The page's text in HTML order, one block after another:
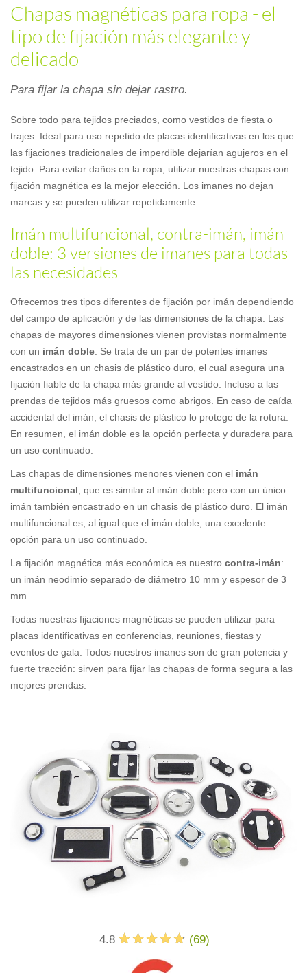
Chapas magnéticas para ropa - el
tipo de fijación más elegante y
delicado
Para fijar la chapa sin dejar rastro.
Sobre todo para tejidos preciados, como vestidos de fiesta o
trajes. Ideal para uso repetido de placas identificativas en los que
las fijaciones tradicionales de imperdible dejarían agujeros en el
tejido. Para evitar daños en la ropa, utilizar nuestras chapas con
fijación magnética es la mejor elección. Los imanes no dejan
marcas y se pueden utilizar repetidamente.
Imán multifuncional, contra-imán, imán
doble: 3 versiones de imanes para todas
las necesidades
Ofrecemos tres tipos diferentes de fijación por imán dependiendo
del campo de aplicación y de las dimensiones de la chapa. Las
chapas de mayores dimensiones vienen provistas normalmente
con un imán doble . Se trata de un par de potentes imanes
encastrados en un chasis de plástico duro, el cual asegura una
fijación fiable de la chapa más grande al vestido. Incluso a las
prendas de tejidos más gruesos como abrigos. En caso de caída
accidental del imán, el chasis de plástico lo protege de la rotura.
En resumen, el imán doble es la opción perfecta y duradera para
un uso continuado.
Las chapas de dimensiones menores vienen con el imán
multifuncional , que es similar al imán doble pero con un único
imán también encastrado en un chasis de plástico duro. El imán
multifuncional es, al igual que el imán doble, una excelente
opción para un uso continuado.
La fijación magnética más económica es nuestro contra-imán:
un imán neodimio separado de diámetro 10 mm y espesor de 3
mm.
Todas nuestras fijaciones magnéticas se pueden utilizar para
placas identificativas en conferencias, reuniones, fiestas y
eventos de gala. Todos nuestros imanes son de gran potencia y
fuerte tracción: sirven para fijar las chapas de forma segura a las
mejores prendas.
4.8 (69)